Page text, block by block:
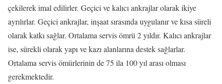
çekilerek imal edilirler. Geçici ve kalıcı ankrajlar olarak ikiye
ayrılırlar. Geçici ankrajlar, inşaat sırasında uygulanır ve kısa süreli
olarak katkı sağlar. Ortalama servis ömrü 2 yıldır. Kalıcı ankrajlar
ise, sürekli olarak yapı ve kazı alanlarına destek sağlarlar.
Ortalama servis ömürlerinin de 75 ila 100 yıl arası olması
gerekmektedir.